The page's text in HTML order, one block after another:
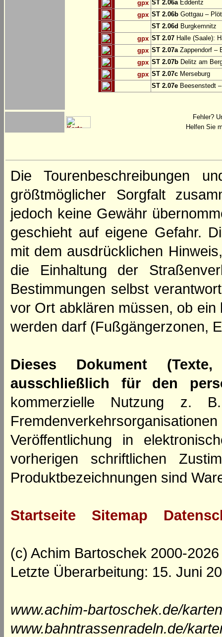
gpx ST 2.06aEdderitz
gpx ST 2.06b Gottgau –
ST 2.06d Burgkemnitz
gpx ST 2.07 Halle (Saale):
gpx ST 2.07aZappendorf –
gpx ST 2.07b Delitz am
gpx ST 2.07c Merseburg
ST 2.07e Beesenstedt
Fehler?
Helfen Sie
Die Tourenbeschreibungen
größtmöglicher Sorgfalt
jedoch keine Gewähr
geschieht auf eigene Gefahr.
mit dem ausdrücklichen
die Einhaltung der
Bestimmungen selbst
vor Ort abklären müssen, ob
werden darf (Fußgängerzonen,
Dieses Dokument
ausschließlich für den
kommerzielle Nutzung z.
Veröffentlichung in
vorherigen schriftlichen
Produktbezeichnungen sind
Startseite Sitemap
(c) Achim Bartoschek 2000-2026
Letzte Überarbeitung: 15. Juni
www.achim-bartoschek.de/
www.bahntrassenradeln.de/